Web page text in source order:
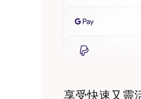
享受快速又靈